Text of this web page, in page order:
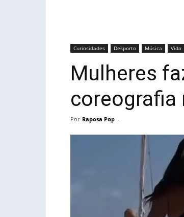
Curiosidades Desporto Música Vida
Mulheres
coreografia
Por Raposa Pop -